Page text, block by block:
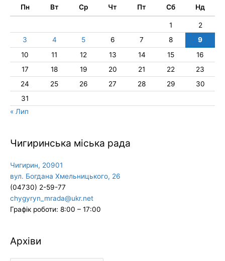
Пн Вт Ср Чт Пт Сб Нд
1
2
3
4 5 6 7 8
9
10
11 12 13 14 15
16
17
18 19 20 21 22
23
24
25 26 27 28 29
30
31
« Лип
Чигиринська міська рада
Чигирин, 20901
вул. Богдана Хмельницького, 26
(04730) 2-59-77
chygyryn_mrada@ukr.net
Графік роботи: 8:00 – 17:00
Архіви
Архіви